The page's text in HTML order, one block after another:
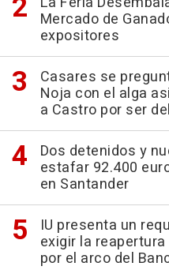
Mercado de
expositores
Casares se
Noja con el alga
a Castro por ser
Dos detenidos y
estafar 92.400
en Santander
IU presenta un
exigir la
por el arco del